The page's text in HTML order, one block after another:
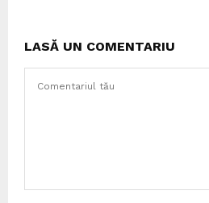
LASĂ UN COMENTARIU